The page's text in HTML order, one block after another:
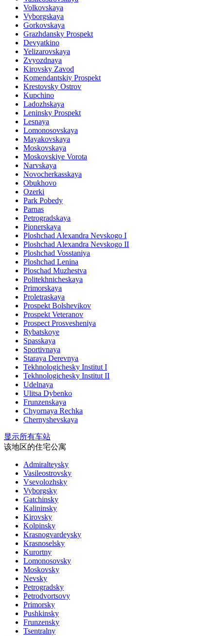
Volkovskaya
Vyborgskaya
Gorkovskaya
Grazhdansky Prospekt
Devyatkino
Yelizarovskaya
Zvyozdnaya
Kirovsky Zavod
Komendantskiy Prospekt
Krestovsky Ostrov
Kupchino
Ladozhskaya
Leninsky Prospekt
Lesnaya
Lomonosovskaya
Mayakovskaya
Moskovskaya
Moskovskiye Vorota
Narvskaya
Novocherkasskaya
Obukhovo
Ozerki
Park Pobedy
Parnas
Petrogradskaya
Pionerskaya
Ploshchad Alexandra Nevskogo I
Ploshchad Alexandra Nevskogo II
Ploshchad Vosstaniya
Ploshchad Lenina
Ploschad Muzhestva
Politekhnicheskaya
Primorskaya
Proletraskaya
Prospekt Bolshevikov
Prospekt Veteranov
Prospect Prosvesheniya
Rybatskoye
Spasskaya
Sportivnaya
Staraya Derevnya
Tekhnologichesky Institut I
Tekhnologichesky Institut II
Udelnaya
Ulitsa Dybenko
Frunzenskaya
Chyornaya Rechka
Chernyshevskaya
显示所有车站
该地区的住宅公寓
Admiralteysky
Vasileostrovsky
Vsevolozhsky
Vyborgsky
Gatchinsky
Kalininsky
Kirovsky
Kolpinsky
Krasnogvardeysky
Krasnoselsky
Kurortny
Lomonosovsky
Moskovsky
Nevsky
Petrogradsky
Petrodvortsovy
Primorsky
Pushkinsky
Frunzensky
Tsentralny